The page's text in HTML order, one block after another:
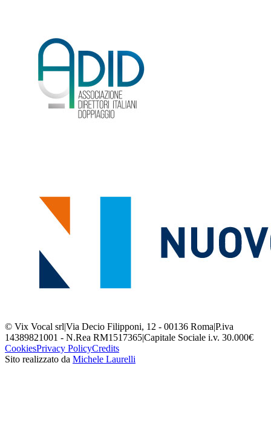
© Vix Vocal srl|Via Decio Filipponi, 12 - 00136 Roma|P.iva
14389821001 - N.Rea RM1517365|Capitale Sociale i.v. 30.000€
CookiesPrivacy PolicyCredits
Sito realizzato da Michele Laurelli